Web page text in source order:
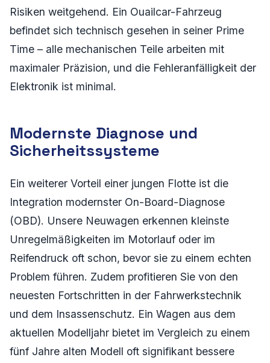
Risiken weitgehend. Ein Ouailcar-Fahrzeug
befindet sich technisch gesehen in seiner Prime
Time – alle mechanischen Teile arbeiten mit
maximaler Präzision, und die Fehleranfälligkeit der
Elektronik ist minimal.
Modernste Diagnose und
Sicherheitssysteme
Ein weiterer Vorteil einer jungen Flotte ist die
Integration modernster On-Board-Diagnose
(OBD). Unsere Neuwagen erkennen kleinste
Unregelmäßigkeiten im Motorlauf oder im
Reifendruck oft schon, bevor sie zu einem echten
Problem führen. Zudem profitieren Sie von den
neuesten Fortschritten in der Fahrwerkstechnik
und dem Insassenschutz. Ein Wagen aus dem
aktuellen Modelljahr bietet im Vergleich zu einem
fünf Jahre alten Modell oft signifikant bessere